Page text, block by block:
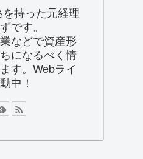
持った元経理
です。
などで資産形
になるべく情
す。Webライ
中！